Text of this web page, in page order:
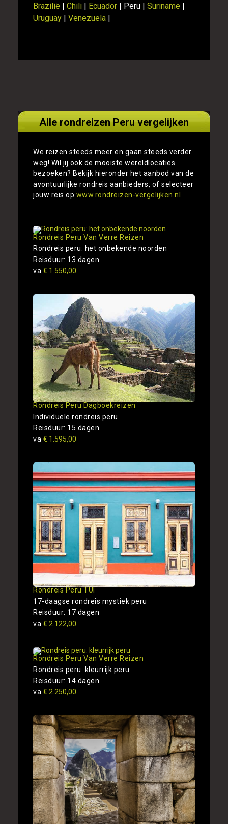
Brazilië | Chili | Ecuador | Peru | Suriname |
Uruguay | Venezuela |
Alle rondreizen Peru vergelijken
We reizen steeds meer en gaan steeds verder
weg! Wil jij ook de mooiste wereldlocaties
bezoeken? Bekijk hieronder het aanbod van de
avontuurlijke rondreis aanbieders, of selecteer
jouw reis op www.rondreizen-vergelijken.nl
Rondreis Peru Van Verre Reizen
Rondreis peru: het onbekende noorden
Reisduur: 13 dagen
va € 1.550,00
Rondreis Peru Dagboekreizen
Individuele rondreis peru
Reisduur: 15 dagen
va € 1.595,00
Rondreis Peru TUI
17-daagse rondreis mystiek peru
Reisduur: 17 dagen
va € 2.122,00
Rondreis Peru Van Verre Reizen
Rondreis peru: kleurrijk peru
Reisduur: 14 dagen
va € 2.250,00